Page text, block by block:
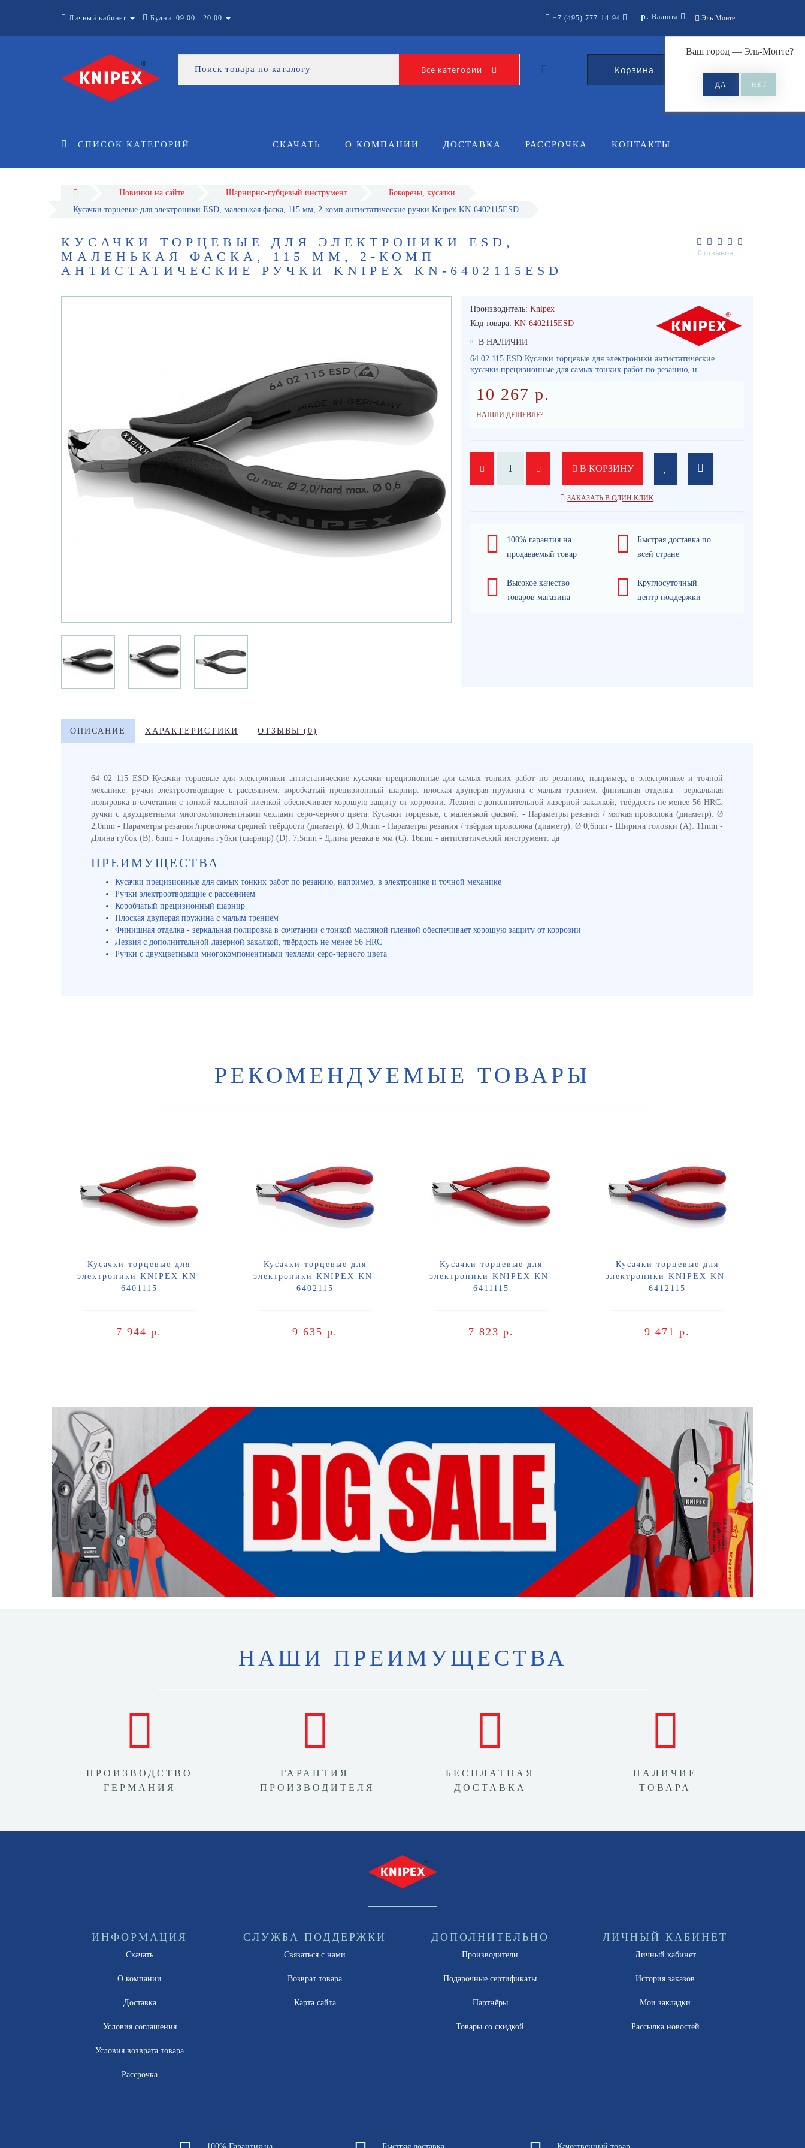
Личный кабинет Будни: 09:00 - 20:00 Эль-Монте
Ваш город — Эль-Монте?
+7 (495) 777-14-94 р. Валюта
Все категории Корзина 0
СПИСОК КАТЕГОРИЙ СКАЧАТЬ О КОМПАНИИ ДОСТАВКА РАССРОЧКА КОНТАКТЫ
Новинки на сайте Шарнирно-губцевый инструмент
Бокорезы, кусачки
Кусачки торцевые для электроники ESD, маленькая фаска, 115 мм, 2-комп антистатические ручки Knipex KN-6402115ESD
КУСАЧКИ ТОРЦЕВЫЕ ДЛЯ ЭЛЕКТРОНИКИ ESD,
МАЛЕНЬКАЯ ФАСКА, 115 ММ, 2-КОМП
АНТИСТАТИЧЕСКИЕ РУЧКИ KNIPEX KN-6402115ESD
0 отзывов
Производитель: Knipex
Код товара: KN-6402115ESD
В НАЛИЧИИ
64 02 115 ESD Кусачки торцевые для электроники антистатические
кусачки прецизионные для самых тонких работ по резанию, н..
10 267 р.
НАШЛИ ДЕШЕВЛЕ?
В КОРЗИНУ
ЗАКАЗАТЬ В ОДИН КЛИК
100% гарантия на
продаваемый товар
Быстрая доставка по
всей стране
Высокое качество
товаров магазина
Круглосуточный
центр поддержки
ОПИСАНИЕ ХАРАКТЕРИСТИКИ ОТЗЫВЫ (0)
64 02 115 ESD Кусачки торцевые для электроники антистатические кусачки прецизионные для самых тонких работ по резанию, например, в электронике и точной
механике. ручки электроотводящие с рассеянием. коробчатый прецизионный шарнир. плоская двуперая пружина с малым трением. финишная отделка - зеркальная
полировка в сочетании с тонкой масляной пленкой обеспечивает хорошую защиту от коррозии. Лезвия с дополнительной лазерной закалкой, твёрдость не менее 56 HRC.
ручки с двухцветными многокомпонентными чехлами серо-черного цвета. Кусачки торцевые, с маленькой фаской. - Параметры резания / мягкая проволока (диаметр): Ø
2,0mm - Параметры резания /проволока средней твёрдости (диаметр): Ø 1,0mm - Параметры резания / твёрдая проволока (диаметр): Ø 0,6mm - Ширина головки (A): 11mm -
Длина губок (B): 6mm - Толщина губки (шарнир) (D): 7,5mm - Длина резака в мм (C): 16mm - антистатический инструмент: да
ПРЕИМУЩЕСТВА
Кусачки прецизионные для самых тонких работ по резанию, например, в электронике и точной механике
Ручки электроотводящие с рассеянием
Коробчатый прецизионный шарнир
Плоская двуперая пружина с малым трением
Финишная отделка - зеркальная полировка в сочетании с тонкой масляной пленкой обеспечивает хорошую защиту от коррозии
Лезвия с дополнительной лазерной закалкой, твёрдость не менее 56 HRC
Ручки с двухцветными многокомпонентными чехлами серо-черного цвета
РЕКОМЕНДУЕМЫЕ ТОВАРЫ
Кусачки торцевые для
электроники KNIPEX KN-
6401115
7 944 р.
Кусачки торцевые для
электроники KNIPEX KN-
6402115
9 635 р.
Кусачки торцевые для
электроники KNIPEX KN-
6411115
7 823 р.
Кусачки торцевые для
электроники KNIPEX KN-
6412115
9 471 р.
НАШИ ПРЕИМУЩЕСТВА
ПРОИЗВОДСТВО
ГЕРМАНИЯ
ГАРАНТИЯ
ПРОИЗВОДИТЕЛЯ
БЕСПЛАТНАЯ
ДОСТАВКА
НАЛИЧИЕ
ТОВАРА
ИНФОРМАЦИЯ
Скачать
О компании
Доставка
Условия соглашения
Условия возврата товара
Рассрочка
СЛУЖБА ПОДДЕРЖКИ
Связаться с нами
Возврат товара
Карта сайта
ДОПОЛНИТЕЛЬНО
Производители
Подарочные сертификаты
Партнёры
Товары со скидкой
ЛИЧНЫЙ КАБИНЕТ
Личный кабинет
История заказов
Мои закладки
Рассылка новостей